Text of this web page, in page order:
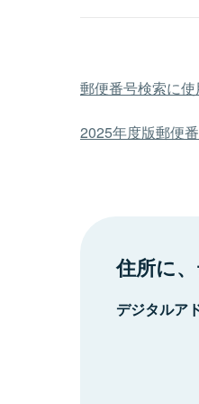
郵便番号検索に
2025年度版郵便
住所に
デジタルア